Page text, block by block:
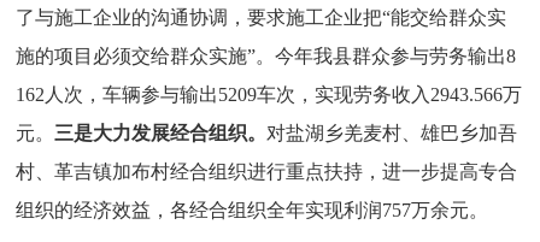
了与施工企业的沟通协调，要求施工企业把“能交给群众实
施的项目必须交给群众实施”。今年我县群众参与劳务输出8
162人次，车辆参与输出5209车次，实现劳务收入2943.566万
元。 三是大力发展经合组织。 对盐湖乡羌麦村、雄巴乡加吾
村、革吉镇加布村经合组织进行重点扶持，进一步提高专合
组织的经济效益，各经合组织全年实现利润757万余元。